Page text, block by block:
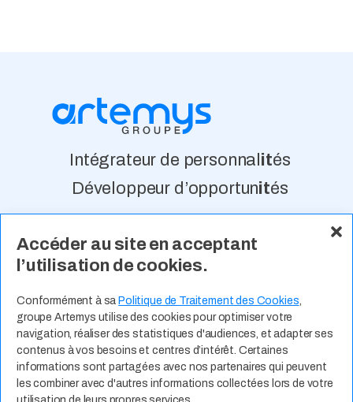
Accéder au site en acceptant
l’utilisation de cookies.
Conformément à sa Politique de Traitement des Cookies,
groupe Artemys utilise des cookies pour optimiser votre
navigation, réaliser des statistiques d'audiences, et adapter ses
contenus à vos besoins et centres d’intérêt. Certaines
informations sont partagées avec nos partenaires qui peuvent
les combiner avec d'autres informations collectées lors de votre
Intégrateur de personnal ités
Développeur d’opportunités
À Propos Nos Valeurs Actualité
Contact Expertises Métiers
Espace Talents Offres d’Emploi
Candidature Spontanée